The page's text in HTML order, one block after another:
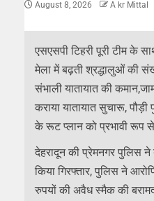
August 8, 2026 A kr Mittal
एसएसपी टिहरी पूरी टीम के
मेला में बढ़ती श्रद्धालुओं की
संभाली यातायात की
कराया यातायात सुचारू,
के रूट प्लान को प्रभावी रूप
देहरादून की प्रेमनगर पुलिस ने
किया गिरफ्तार, पुलिस ने
रुपयों की अवैध स्मैक की